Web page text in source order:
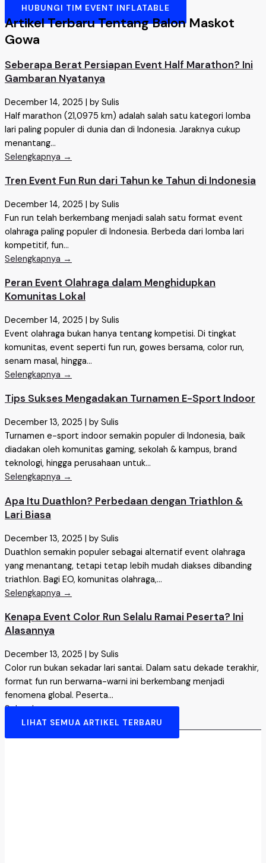
HUBUNGI TIM EVENT INFLATABLE
Artikel Terbaru Tentang Balon Maskot
Gowa
Seberapa Berat Persiapan Event Half Marathon? Ini
Gambaran Nyatanya
December 14, 2025 | by Sulis
Half marathon (21,0975 km) adalah salah satu kategori lomba
lari paling populer di dunia dan di Indonesia. Jaraknya cukup
menantang...
Selengkapnya →
Tren Event Fun Run dari Tahun ke Tahun di Indonesia
December 14, 2025
by Sulis
Fun run telah berkembang menjadi salah satu format event
olahraga paling populer di Indonesia. Berbeda dari lomba lari
kompetitif, fun...
Selengkapnya →
Peran Event Olahraga dalam Menghidupkan
Komunitas Lokal
December 14, 2025
by Sulis
Event olahraga bukan hanya tentang kompetisi. Di tingkat
komunitas, event seperti fun run, gowes bersama, color run,
senam masal, hingga...
Selengkapnya →
Tips Sukses Mengadakan Turnamen E-Sport Indoor
December 13, 2025
by Sulis
Turnamen e-sport indoor semakin populer di Indonesia, baik
diadakan oleh komunitas gaming, sekolah & kampus, brand
teknologi, hingga perusahaan untuk...
Selengkapnya →
Apa Itu Duathlon? Perbedaan dengan Triathlon &
Lari Biasa
December 13, 2025 | by Sulis
Duathlon semakin populer sebagai alternatif event olahraga
yang menantang, tetapi tetap lebih mudah diakses dibanding
triathlon. Bagi EO, komunitas olahraga,...
Selengkapnya →
Kenapa Event Color Run Selalu Ramai Peserta? Ini
Alasannya
December 13, 2025 | by Sulis
Color run bukan sekadar lari santai. Dalam satu dekade terakhir,
format fun run berwarna-warni ini berkembang menjadi
fenomena global. Peserta...
Selengkapnya →
LIHAT SEMUA ARTIKEL TERBARU